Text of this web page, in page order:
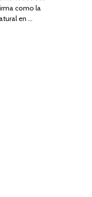
como la
en …